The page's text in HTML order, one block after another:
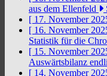
aus dem Ellenfeld
[ 17. November
[ 16. November
Statistik für die
[ 15. November
Auswärtsbilanz
[ 14. November